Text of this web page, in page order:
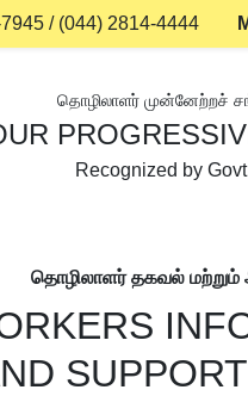
/ (044) 2814-4444
தொழிலாளர் முன்னேற்றச்
Recognized by
தொழிலாளர் தகவல்